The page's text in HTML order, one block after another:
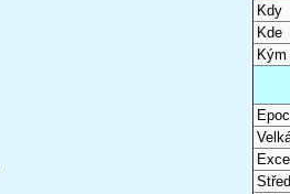
Kdy
Kde
Kým